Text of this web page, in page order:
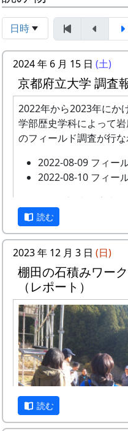
日時
2024 年 6 月 15 日 (土)
京都府立大学 調査
2022年から2023年にか
学部歴史学科によって
のフィールド調査が行な
2022-08-09 フィー
2022-08-10 フィー
このたび、調査報告書
念して、現地である岩
告会が開催されます。
あわせて、2023年に岩
農業の面から調査をおこ
大学来栖氏の研究発表
京都府立大学歴史
査報告会
『岩座神の歴史と
日時・場所
日時 : 2024年6月15
16:30
場所 : 岩座神公会堂
読む
2023 年 12 月 3 日 (日)
棚田の石積みワー
（レポート）
読む